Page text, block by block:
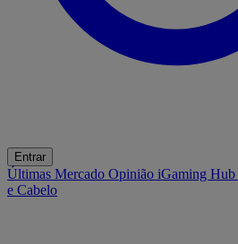
Entrar
Últimas Mercado Opinião iGaming Hub
e Cabelo